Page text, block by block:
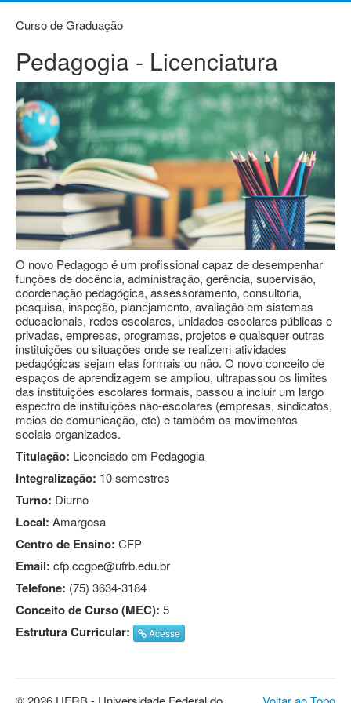
Curso de Graduação
Pedagogia - Licenciatura
O novo Pedagogo é um profissional capaz de desempenhar
funções de docência, administração, gerência, supervisão,
coordenação pedagógica, assessoramento, consultoria,
pesquisa, inspeção, planejamento, avaliação em sistemas
educacionais, redes escolares, unidades escolares públicas e
privadas, empresas, programas, projetos e quaisquer outras
instituições ou situações onde se realizem atividades
pedagógicas sejam elas formais ou não. O novo conceito de
espaços de aprendizagem se ampliou, ultrapassou os limites
das instituições escolares formais, passou a incluir um largo
espectro de instituições não-escolares (empresas, sindicatos,
meios de comunicação, etc) e também os movimentos
sociais organizados.
Titulação: Licenciado em Pedagogia
Integralização: 10 semestres
Turno: Diurno
Local: Amargosa
Centro de Ensino: CFP
Email: cfp.ccgpe@ufrb.edu.br
Telefone: (75) 3634-3184
Conceito de Curso (MEC): 5
Estrutura Curricular: Acesse